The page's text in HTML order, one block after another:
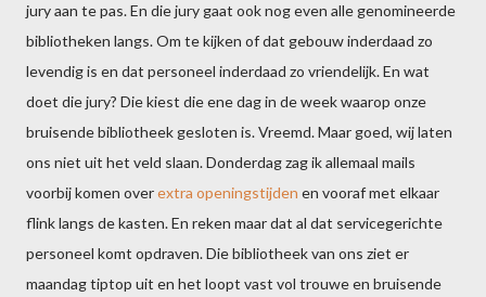
jury aan te pas. En die jury gaat ook nog even alle genomineerde
bibliotheken langs. Om te kijken of dat gebouw inderdaad zo
levendig is en dat personeel inderdaad zo vriendelijk. En wat
doet die jury? Die kiest die ene dag in de week waarop onze
bruisende bibliotheek gesloten is. Vreemd. Maar goed, wij laten
ons niet uit het veld slaan. Donderdag zag ik allemaal mails
voorbij komen overextra openingstijden en vooraf met elkaar
flink langs de kasten. En reken maar dat al dat servicegerichte
personeel komt opdraven. Die bibliotheek van ons ziet er
maandag tiptop uit en het loopt vast vol trouwe en bruisende